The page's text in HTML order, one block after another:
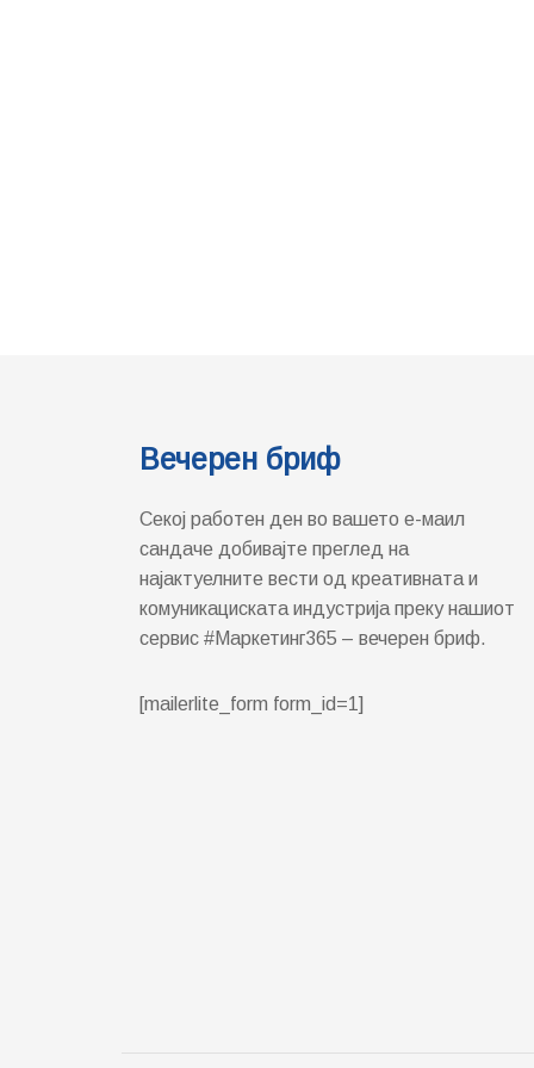
Вечерен бриф
Секој работен ден во вашето е-маил
сандаче добивајте преглед на
најактуелните вести од креативната и
комуникациската индустрија преку нашиот
сервис #Маркетинг365 – вечерен бриф.
[mailerlite_form form_id=1]